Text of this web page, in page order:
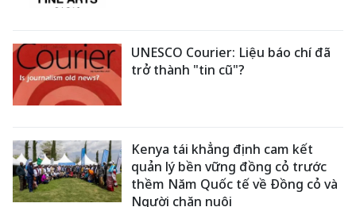
UNESCO Courier: Liệu báo chí đã
trở thành "tin cũ"?
Kenya tái khẳng định cam kết
quản lý bền vững đồng cỏ trước
thềm Năm Quốc tế về Đồng cỏ và
Người chăn nuôi